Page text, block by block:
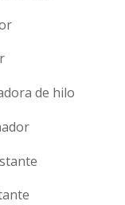
de hilo